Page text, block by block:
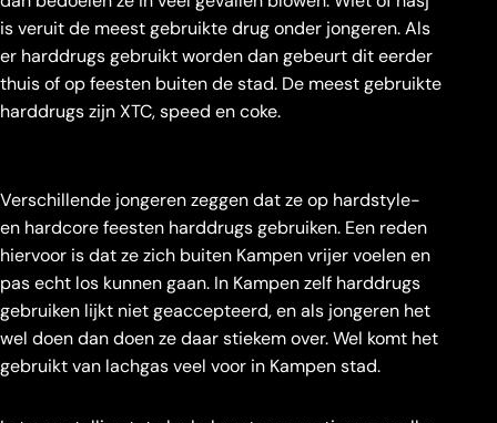
is veruit de meest gebruikte drug onder jongeren. Als
er harddrugs gebruikt worden dan gebeurt dit eerder
thuis of op feesten buiten de stad. De meest gebruikte
harddrugs zijn XTC, speed en coke.
Verschillende jongeren zeggen dat ze op hardstyle-
en hardcore feesten harddrugs gebruiken. Een reden
hiervoor is dat ze zich buiten Kampen vrijer voelen en
pas echt los kunnen gaan. In Kampen zelf harddrugs
gebruiken lijkt niet geaccepteerd, en als jongeren het
wel doen dan doen ze daar stiekem over. Wel komt het
gebruikt van lachgas veel voor in Kampen stad.